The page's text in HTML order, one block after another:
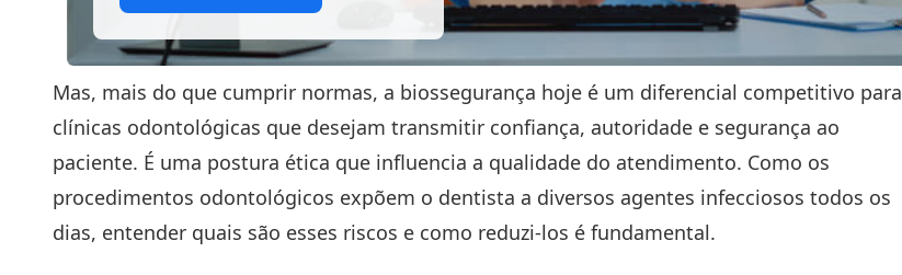
Mas, mais do que cumprir normas, a biossegurança hoje é um diferencial competitivo para
clínicas odontológicas que desejam transmitir confiança, autoridade e segurança ao
paciente. É uma postura ética que influencia a qualidade do atendimento. Como os
procedimentos odontológicos expõem o dentista a diversos agentes infecciosos todos os
dias, entender quais são esses riscos e como reduzi-los é fundamental.